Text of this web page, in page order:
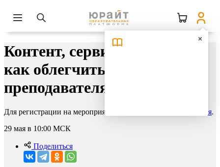
Контент, сервисы, данные:
как облегчить работу
преподавателя (Курган)
Для регистрации на мероприятие необходимо авторизоваться.
29 мая в 10:00 МСК
Поделиться